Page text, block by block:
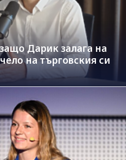
Дарик залага на
на търговския си